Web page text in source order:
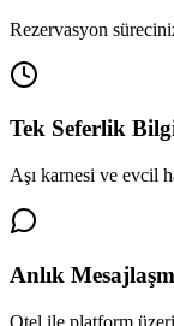
Rezervasyon
Tek Seferlik
Aşı karnesi ve evcil
Anlık
Otel ile platform